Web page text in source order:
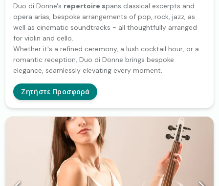
Duo di Donne's repertoire spans classical excerpts and
opera arias, bespoke arrangements of pop, rock, jazz, as
well as cinematic soundtracks - all thoughtfully arranged
for violin and cello.
Whether it's a refined ceremony, a lush cocktail hour, or a
romantic reception, Duo di Donne brings bespoke
elegance, seamlessly elevating every moment.
Ζητήστε Προσφορά